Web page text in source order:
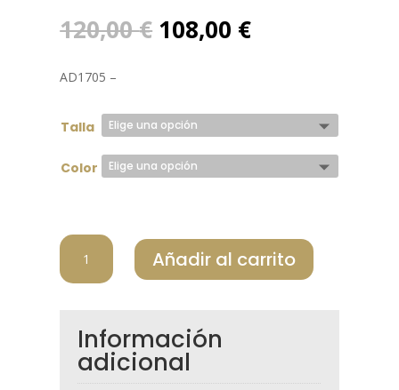
120,00€ El
precio
120,00 €.
108,00 €El
108,00 €.
AD1705 –
Talla
Color
ADIDAS
ZAPATO
MUJER
cantidad
Añadir al carrito
Información
adicional